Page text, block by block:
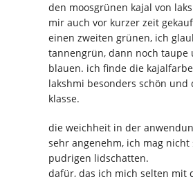
den moosgrünen kajal von
mir auch vor kurzer zeit
einen zweiten grünen, ich
tannengrün, dann noch taupe
blauen. ich finde die
lakshmi besonders schön und
klasse.
die weichheit in der
sehr angenehm, ich mag nicht
pudrigen lidschatten.
dafür, das ich mich selten mit